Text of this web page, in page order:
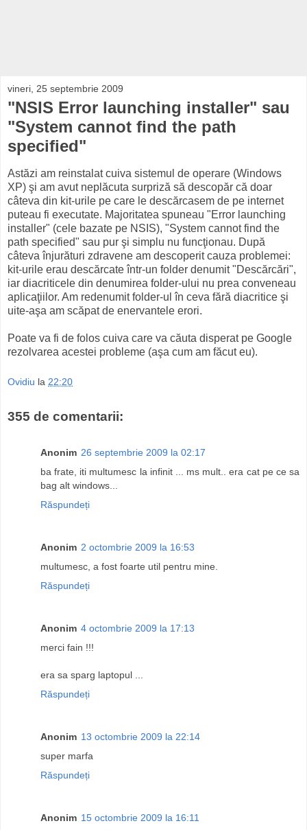
vineri, 25 septembrie 2009
"NSIS Error launching installer" sau
"System cannot find the path
specified"
Astăzi am reinstalat cuiva sistemul de operare (Windows
XP) şi am avut neplăcuta surpriză să descopăr că doar
câteva din kit-urile pe care le descărcasem de pe internet
puteau fi executate. Majoritatea spuneau "Error launching
installer" (cele bazate pe NSIS), "System cannot find the
path specified" sau pur şi simplu nu funcţionau. După
câteva înjurături zdravene am descoperit cauza problemei:
kit-urile erau descărcate într-un folder denumit "Descărcări",
iar diacriticele din denumirea folder-ului nu prea conveneau
aplicaţiilor. Am redenumit folder-ul în ceva fără diacritice şi
uite-aşa am scăpat de enervantele erori.
Poate va fi de folos cuiva care va căuta disperat pe Google
rezolvarea acestei probleme (aşa cum am făcut eu).
Ovidiu la 22:20
355 de comentarii:
Anonim 26 septembrie 2009 la 02:17
ba frate, iti multumesc la infinit ... ms mult.. era cat pe ce sa
bag alt windows...
Răspundeți
Anonim 2 octombrie 2009 la 16:53
multumesc, a fost foarte util pentru mine.
Răspundeți
Anonim 4 octombrie 2009 la 17:13
merci fain !!!
era sa sparg laptopul ...
Răspundeți
Anonim 13 octombrie 2009 la 22:14
super marfa
Răspundeți
Anonim 15 octombrie 2009 la 16:11